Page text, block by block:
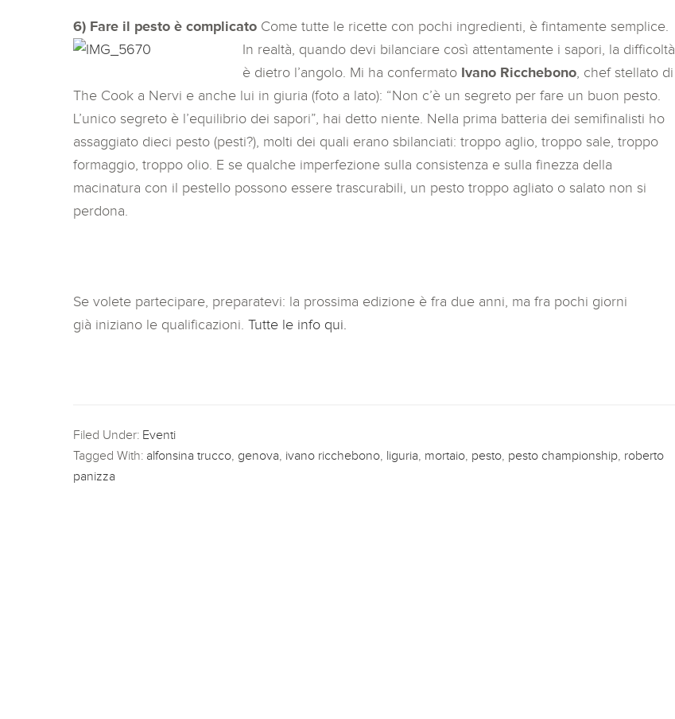
6) Fare il pesto è complicato Come tutte le ricette con pochi ingredienti, è fintamente semplice.
In realtà, quando devi bilanciare così attentamente i sapori, la difficoltà
è dietro l’angolo. Mi ha confermato Ivano Ricchebono, chef stellato di
The Cook a Nervi e anche lui in giuria (foto a lato): “Non c’è un segreto per fare un buon pesto.
L’unico segreto è l’equilibrio dei sapori”, hai detto niente. Nella prima batteria dei semifinalisti ho
assaggiato dieci pesto (pesti?), molti dei quali erano sbilanciati: troppo aglio, troppo sale, troppo
formaggio, troppo olio. E se qualche imperfezione sulla consistenza e sulla finezza della
macinatura con il pestello possono essere trascurabili, un pesto troppo agliato o salato non si
perdona.
Se volete partecipare, preparatevi: la prossima edizione è fra due anni, ma fra pochi giorni
già iniziano le qualificazioni. Tutte le info qui.
Filed Under: Eventi
Tagged With: alfonsina trucco genova ivano ricchebono liguria mortaio pesto pesto championship roberto
panizza